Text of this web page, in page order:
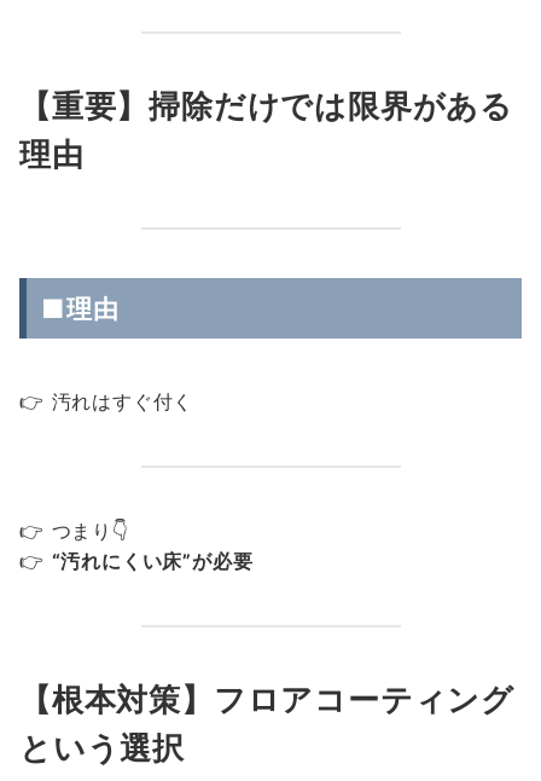
【重要】掃除だけでは限界がある
理由
■理由
👉 汚れはすぐ付く
👉 つまり👇
👉 “汚れにくい床”が必要
【根本対策】フロアコーティング
という選択